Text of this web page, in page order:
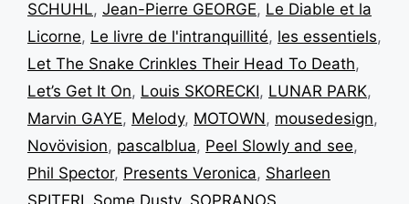
SCHUHL, Jean-Pierre GEORGE, Le Diable et la
Licorne, Le livre de l'intranquillité, les essentiels,
Let The Snake Crinkles Their Head To Death,
Let’s Get It On, Louis SKORECKI, LUNAR PARK,
Marvin GAYE, Melody, MOTOWN, mousedesign,
Novövision, pascalblua, Peel Slowly and see,
Phil Spector, Presents Veronica, Sharleen